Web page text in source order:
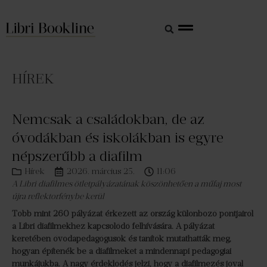
HÍREK
Nemcsak a családokban, de az
óvodákban és iskolákban is egyre
népszerűbb a diafilm
Hírek 2026. március 25.
11:06
A Libri diafilmes ötletpályázatának köszönhetően a műfaj most
újra reflektorfénybe kerül
Több mint 260 pályázat érkezett az ország különböző pontjairól
a Libri diafilmekhez kapcsolódó felhívására. A pályázat
keretében óvodapedagógusok és tanítók mutathatták meg,
hogyan építenék be a diafilmeket a mindennapi pedagógiai
munkájukba. A nagy érdeklődés jelzi, hogy a diafilmezés jóval